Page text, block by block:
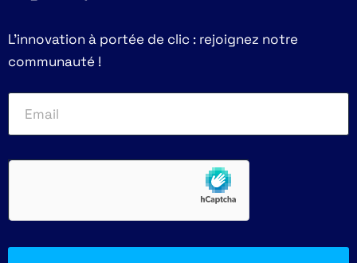
L'innovation à portée de clic : rejoignez notre
communauté !